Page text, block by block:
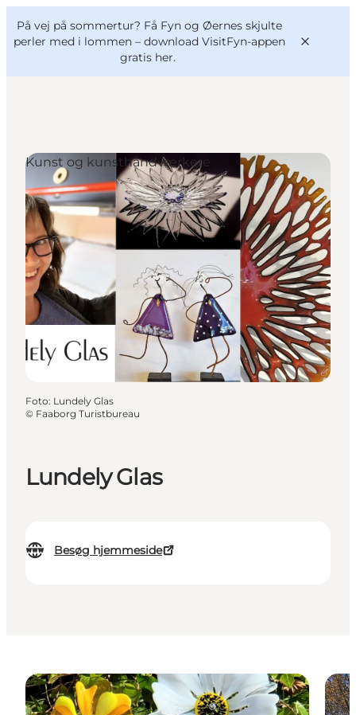
På vej på sommertur? Få Fyn og Øernes skjulte
perler med i lommen – download VisitFyn-appen
gratis her.
Oplevelser
Outdoor
Mad og drikke
Overnatning
Book lokale oplevelser
VisitFyn
Deutsch
Lundely Glas
Besøg hjemmeside
Kunst og kunsthåndværkere
Foto: Lundely Glas
© Faaborg Turistbureau